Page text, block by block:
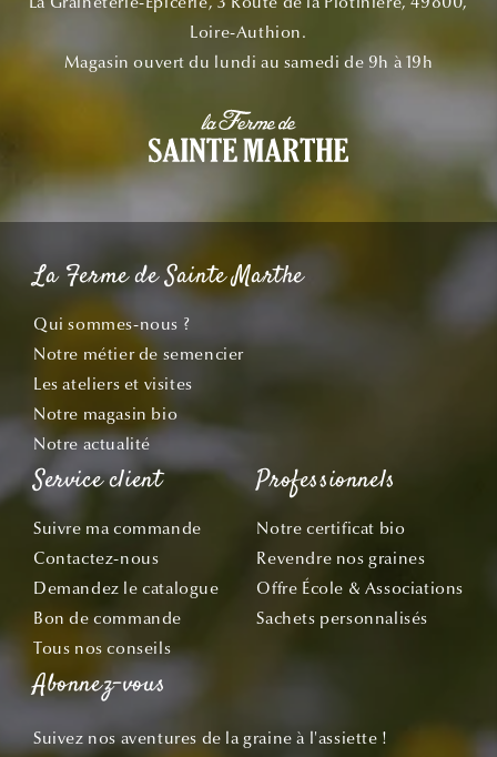
Loire-Authion.
Magasin ouvert du lundi au samedi de 9h à 19h
La Ferme de Sainte Marthe
Qui sommes-nous ?
Notre métier de semencier
Les ateliers et visites
Notre magasin bio
Notre actualité
Service client
Suivre ma commande
Contactez-nous
Demandez le catalogue
Bon de commande
Tous nos conseils
Professionnels
Notre certificat bio
Revendre nos graines
Offre École & Associations
Sachets personnalisés
Abonnez-vous
Suivez nos aventures de la graine à l'assiette !